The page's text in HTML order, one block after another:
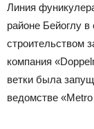
Линия
районе Бейоглу в
строительством
компания
ветки была
ведомстве